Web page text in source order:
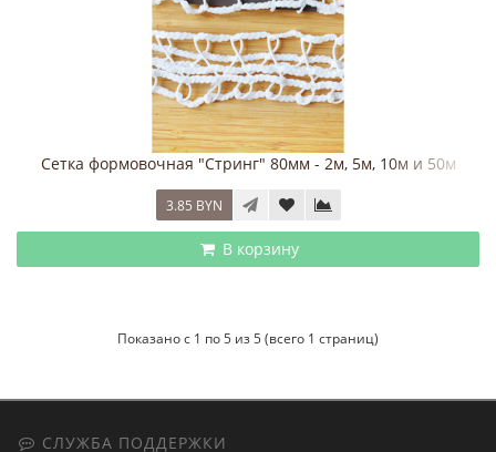
Сетка формовочная "Стринг" 80мм - 2м, 5м, 10м и 50м
3.85 BYN
В корзину
Показано с 1 по 5 из 5 (всего 1 страниц)
СЛУЖБА ПОДДЕРЖКИ